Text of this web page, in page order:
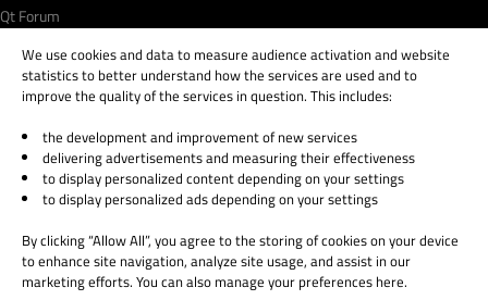
Qt Forum
© 2026 The Qt Company
Legal Notice
Privacy and Cookie Policy
Trust Center
Cookie Settings
We use cookies and data to measure audience activation and website
statistics to better understand how the services are used and to
improve the quality of the services in question. This includes:
the development and improvement of new services
delivering advertisements and measuring their effectiveness
to display personalized content depending on your settings
to display personalized ads depending on your settings
By clicking “Allow All”, you agree to the storing of cookies on your device
to enhance site navigation, analyze site usage, and assist in our
marketing efforts. You can also manage your preferences here.